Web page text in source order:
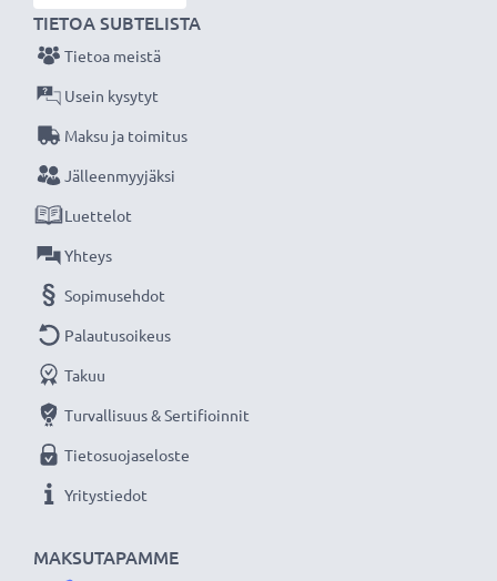
★3 vuoden takuu★
Olemme vuonna 2004 perustettu kansainvälinen
verkkokauppa, joka tarjoaa laadukkaita tuotteita, ja
siksi tarjoamme 36 kuukauden takuun!
MAKSUTAPAMME
TIETOA SUBTELISTA
Tietoa meistä
Usein kysytyt
Maksu ja toimitus
Jälleenmyyjäksi
Luettelot
Yhteys
Sopimusehdot
Palautusoikeus
Takuu
Turvallisuus & Sertifioinnit
Tietosuojaseloste
Yritystiedot